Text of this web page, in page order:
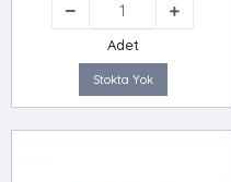
Adet
Stokta Yok